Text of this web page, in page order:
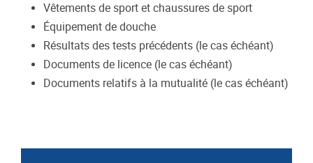
Vêtements de sport et chaussures de sport
Équipement de douche
Résultats des tests précédents (le cas échéant)
Documents de licence (le cas échéant)
Documents relatifs à la mutualité (le cas échéant)